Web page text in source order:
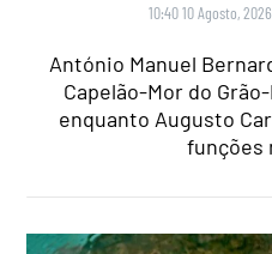
10:40 10 Agosto, 2026
António Manuel
Capelão-Mor do
enquanto Augusto
funções